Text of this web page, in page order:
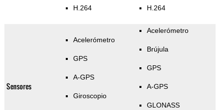
H.264 H.264
Sensores
Acelerómetro
GPS
A-GPS
Giroscopio
Acelerómetro
Brújula
GPS
A-GPS
GLONASS